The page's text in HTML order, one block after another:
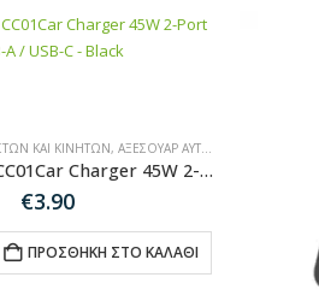
ΚΑΙ ΚΙΝΗΤΏΝ, ΑΞΕΣΟΥΆΡ ΑΥΤΟΚΙΝΉΤΟΥ
Tech-Protect CC01Car Charger 45W 2-Port USB-A / USB-C – Black
€3.90
ΠΡΟΣΘΉΚΗ ΣΤΟ ΚΑΛΆΘΙ